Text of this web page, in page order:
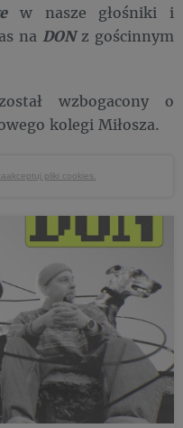
w nasze głośniki i
na DONz gościnnym
wzbogacony o
kolegi Miłosza.
pliki cookies.